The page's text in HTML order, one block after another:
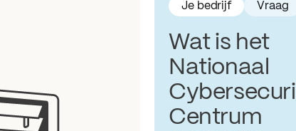
Wat is het
Nationaal
Centrum
Je bedrijf Vraag